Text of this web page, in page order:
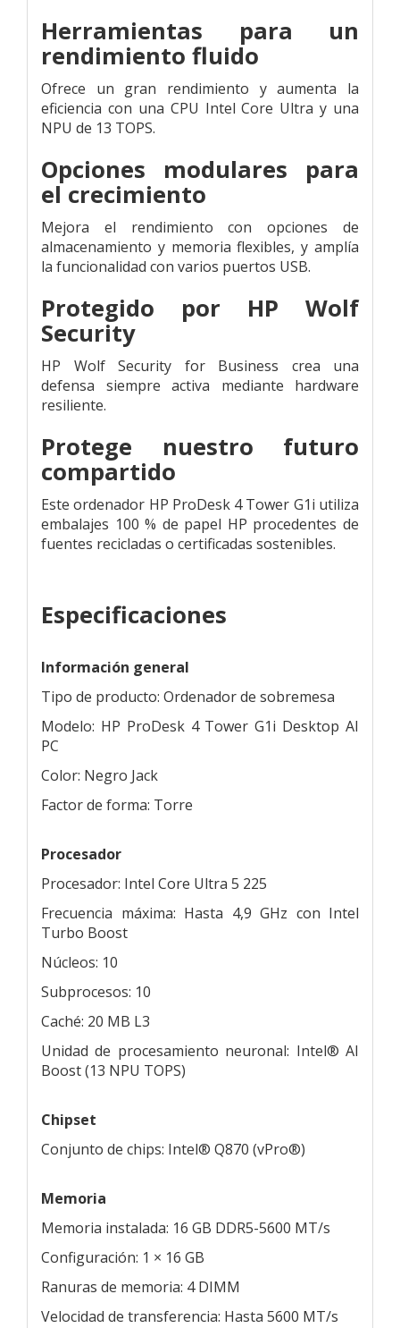
Herramientas para un
rendimiento fluido
Ofrece un gran rendimiento y aumenta la
eficiencia con una CPU Intel Core Ultra y una
NPU de 13 TOPS.
Opciones modulares para
el crecimiento
Mejora el rendimiento con opciones de
almacenamiento y memoria flexibles, y amplía
la funcionalidad con varios puertos USB.
Protegido por HP Wolf
Security
HP Wolf Security for Business crea una
defensa siempre activa mediante hardware
resiliente.
Protege nuestro futuro
compartido
Este ordenador HP ProDesk 4 Tower G1i utiliza
embalajes 100 % de papel HP procedentes de
fuentes recicladas o certificadas sostenibles.
Especificaciones
Información general
Tipo de producto: Ordenador de sobremesa
Modelo: HP ProDesk 4 Tower G1i Desktop AI
PC
Color: Negro Jack
Factor de forma: Torre
Procesador
Procesador: Intel Core Ultra 5 225
Frecuencia máxima: Hasta 4,9 GHz con Intel
Turbo Boost
Núcleos: 10
Subprocesos: 10
Caché: 20 MB L3
Unidad de procesamiento neuronal: Intel® AI
Boost (13 NPU TOPS)
Chipset
Conjunto de chips: Intel® Q870 (vPro®)
Memoria
Memoria instalada: 16 GB DDR5-5600 MT/s
Configuración: 1 × 16 GB
Ranuras de memoria: 4 DIMM
Velocidad de transferencia: Hasta 5600 MT/s